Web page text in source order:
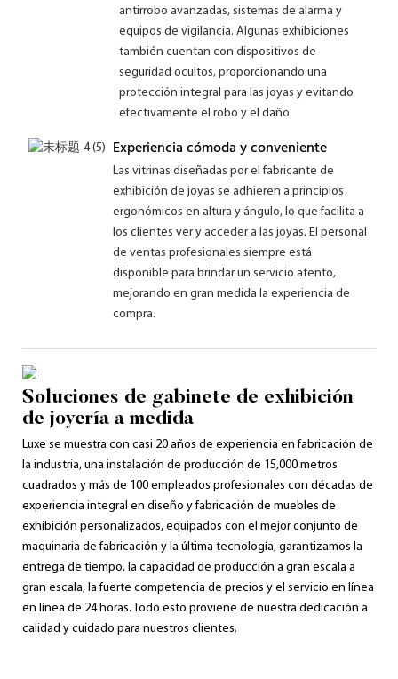
antirrobo avanzadas, sistemas de alarma y
equipos de vigilancia. Algunas exhibiciones
también cuentan con dispositivos de
seguridad ocultos, proporcionando una
protección integral para las joyas y evitando
efectivamente el robo y el daño.
Experiencia cómoda y conveniente
Las vitrinas diseñadas por el fabricante de
exhibición de joyas se adhieren a principios
ergonómicos en altura y ángulo, lo que facilita a
los clientes ver y acceder a las joyas. El personal
de ventas profesionales siempre está
disponible para brindar un servicio atento,
mejorando en gran medida la experiencia de
compra.
Soluciones de gabinete de exhibición
de joyería a medida
Luxe se muestra con casi 20 años de experiencia en fabricación de
la industria, una instalación de producción de 15,000 metros
cuadrados y más de 100 empleados profesionales con décadas de
experiencia integral en diseño y fabricación de muebles de
exhibición personalizados, equipados con el mejor conjunto de
maquinaria de fabricación y la última tecnología, garantizamos la
entrega de tiempo, la capacidad de producción a gran escala a
gran escala, la fuerte competencia de precios y el servicio en línea
en línea de 24 horas. Todo esto proviene de nuestra dedicación a
calidad y cuidado para nuestros clientes.